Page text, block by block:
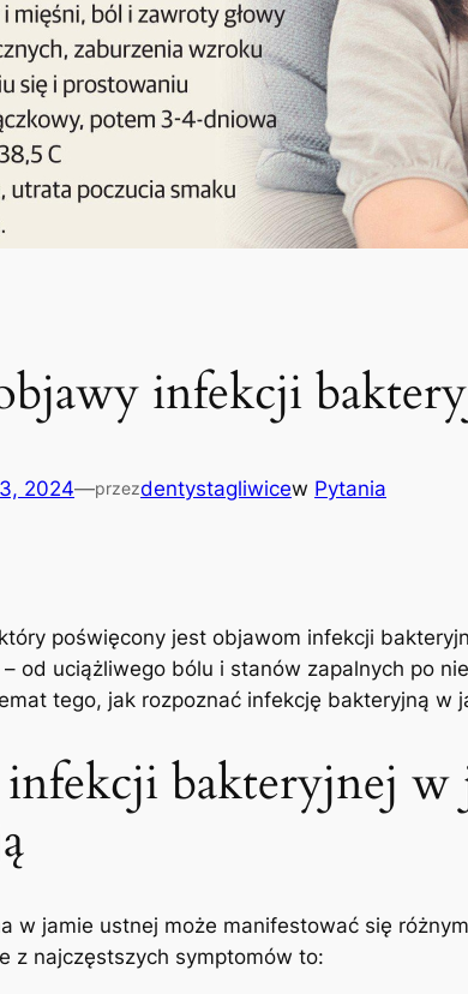
infekcji
2024—przezdentystagliwicew Pytania
poświęcony​ jest ⁣objawom infekcji⁣
​od‌ uciążliwego ‍bólu i ‌stanów zapalnych‌ po
​tego, jak rozpoznać infekcję bakteryjną w‌
bakteryjnej w
w jamie‍ ustnej ⁣może manifestować się
z najczęstszych symptomów to: